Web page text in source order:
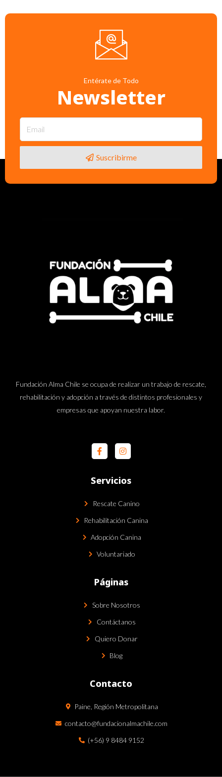
Entérate de Todo
Newsletter
Suscribirme
Fundación Alma Chile se ocupa de realizar un trabajo de rescate,
rehabilitación y adopción a través de distintos profesionales y
empresas que apoyan nuestra labor.
Servicios
Rescate Canino
Rehabilitación Canina
Adopción Canina
Voluntariado
Páginas
Sobre Nosotros
Contáctanos
Quiero Donar
Blog
Contacto
Paine, Región Metropolitana
contacto@fundacionalmachile.com
(+56) 9 8484 9152